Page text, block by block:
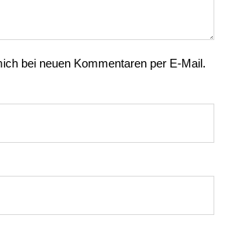
bei neuen Kommentaren per E-Mail.